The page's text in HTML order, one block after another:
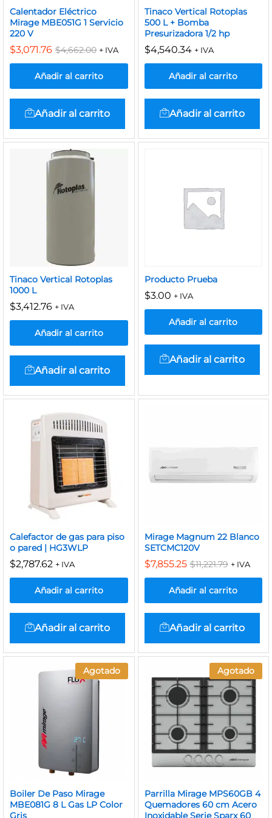
Calentador Eléctrico
Mirage MBE051G 1 Servicio
220 V
$3,071.76 $4,662.00 + IVA
Añadir al carrito
Añadir al carrito
Tinaco Vertical Rotoplas
500 L + Bomba
Presurizadora 1/2 hp
$4,540.34 + IVA
Añadir al carrito
Añadir al carrito
Tinaco Vertical Rotoplas
1000 L
$3,412.76 + IVA
Añadir al carrito
Añadir al carrito
Producto Prueba
$3.00 + IVA
Añadir al carrito
Añadir al carrito
Calefactor de gas para piso
o pared | HG3WLP
$2,787.62 + IVA
Añadir al carrito
Añadir al carrito
Mirage Magnum 22 Blanco
SETCMC120V
$7,855.25 $11,221.79 + IVA
Añadir al carrito
Añadir al carrito
Agotado
Boiler De Paso Mirage
MBE081G 8 L Gas LP Color
Gris
Agotado
Parrilla Mirage MPS60GB 4
Quemadores 60 cm Acero
Inoxidable Serie Sparx 60